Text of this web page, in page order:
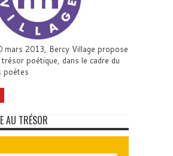
mars 2013, Bercy Village propose
trésor poétique, dans le cadre du
poètes
AU TRÉSOR